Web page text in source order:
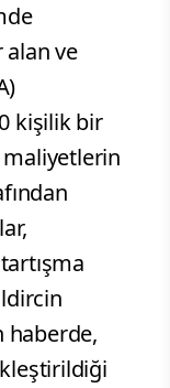
alan ve
kişilik bir
haberde,